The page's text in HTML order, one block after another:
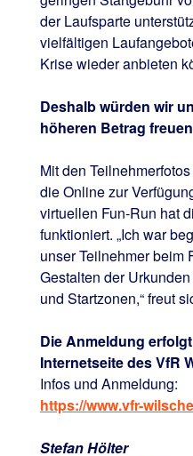
der Laufsparte
vielfältigen
Krise wieder anbieten
Deshalb würden wir
höheren Betrag
Mit den
die Online zur
virtuellen Fun-Run hat
funktioniert. „Ich war
unser Teilnehmer beim
Gestalten der
und Startzonen,“ freut
Die Anmeldung
Internetseite des VfR
Infos und Anmeldung:
https://www.vfr-
Stefan Hölter